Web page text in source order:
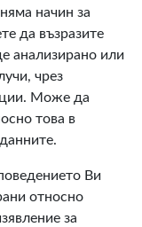
начин за
да възразите
анализирано или
чрез
Може да
това в
Ви
относно
за